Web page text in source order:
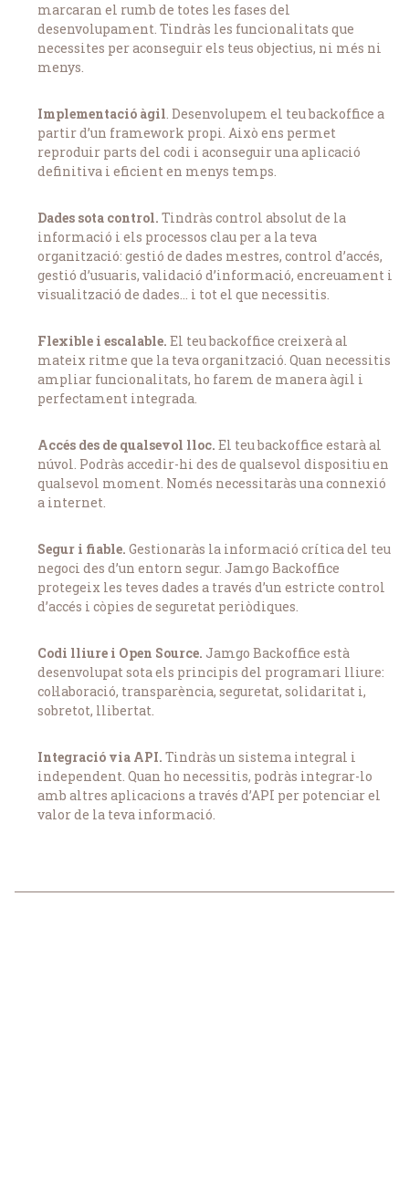
marcaran el rumb de totes les fases del
desenvolupament. Tindràs les funcionalitats que
necessites per aconseguir els teus objectius, ni més ni
menys.
Implementació àgil. Desenvolupem el teu backoffice a
partir d’un framework propi. Això ens permet
reproduir parts del codi i aconseguir una aplicació
definitiva i eficient en menys temps.
Dades sota control. Tindràs control absolut de la
informació i els processos clau per a la teva
organització: gestió de dades mestres, control d’accés,
gestió d’usuaris, validació d’informació, encreuament i
visualització de dades… i tot el que necessitis.
Flexible i escalable. El teu backoffice creixerà al
mateix ritme que la teva organització. Quan necessitis
ampliar funcionalitats, ho farem de manera àgil i
perfectament integrada.
Accés des de qualsevol lloc. El teu backoffice estarà al
núvol. Podràs accedir-hi des de qualsevol dispositiu en
qualsevol moment. Només necessitaràs una connexió
a internet.
Segur i fiable. Gestionaràs la informació crítica del teu
negoci des d’un entorn segur. Jamgo Backoffice
protegeix les teves dades a través d’un estricte control
d’accés i còpies de seguretat periòdiques.
Codi lliure i Open Source. Jamgo Backoffice està
desenvolupat sota els principis del programari lliure:
col·laboració, transparència, seguretat, solidaritat i,
sobretot, llibertat.
Integració via API. Tindràs un sistema integral i
independent. Quan ho necessitis, podràs integrar-lo
amb altres aplicacions a través d’API per potenciar el
valor de la teva informació.